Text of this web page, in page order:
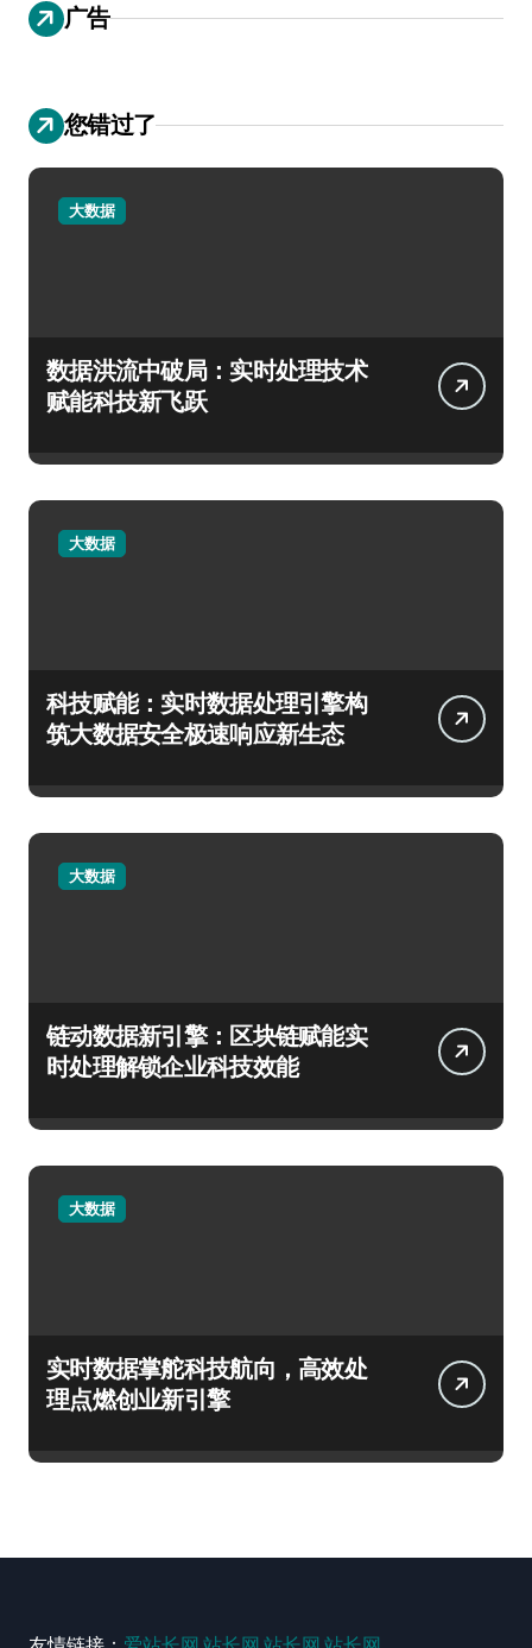
广告
您错过了
大数据
数据洪流中破局：实时处理技术
赋能科技新飞跃
大数据
科技赋能：实时数据处理引擎构
筑大数据安全极速响应新生态
大数据
链动数据新引擎：区块链赋能实
时处理解锁企业科技效能
大数据
实时数据掌舵科技航向，高效处
理点燃创业新引擎